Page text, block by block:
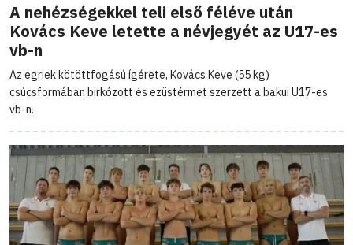
A nehézségekkel teli első féléve után
Kovács Keve letette a névjegyét az U17-es
vb-n
Az egriek kötöttfogású ígérete, Kovács Keve (55 kg)
csúcsformában birkózott és ezüstérmet szerzett a bakui U17-es
vb-n.